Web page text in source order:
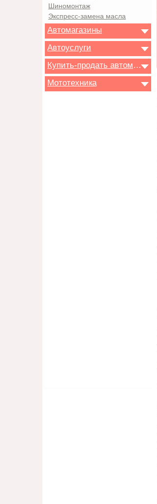
Шиномонтаж
Экспресс-замена масла
Автомагазины
Автоуслуги
Купить-продать автомобиль
Мототехника